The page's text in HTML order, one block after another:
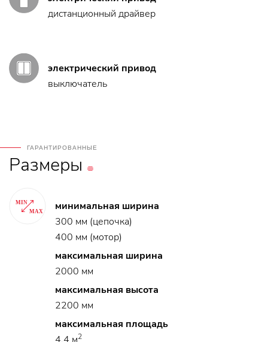
дистанционный драйвер
электрический привод
выключатель
ГАРАНТИРОВАННЫЕ
Размеры
минимальная ширина
300 мм (цепочка)
400 мм (мотор)
максимальная ширина
2000 мм
максимальная высота
2200 мм
максимальная площадь
2